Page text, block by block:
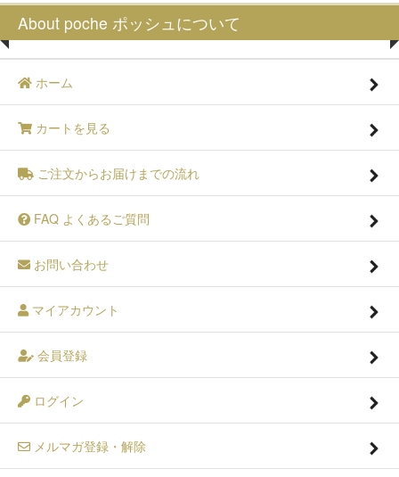
About poche ポッシュについて
ホーム
カートを見る
ご注文からお届けまでの流れ
FAQ よくあるご質問
お問い合わせ
マイアカウント
会員登録
ログイン
メルマガ登録・解除